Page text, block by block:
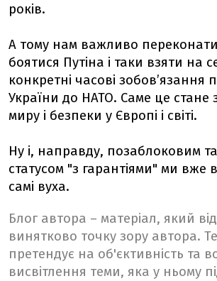
років.
А тому нам важливо переконати
боятися Путіна і таки взяти на
конкретні часові зобовʼязання
України до НАТО. Саме це стане
миру і безпеки у Європі і світі.
Ну і, направду, позаблоковим
статусом "з гарантіями" ми вже
самі вуха.
Блог автора – матеріал, який
винятково точку зору автора.
претендує на об'єктивність та
висвітлення теми, яка у ньому